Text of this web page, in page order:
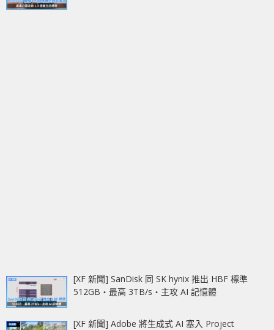
[XF 新聞] SanDisk 同 SK hynix 推出 HBF 標準
512GB‧最高 3TB/s‧主攻 AI 記憶體
[XF 新聞] Adobe 將生成式 AI 塞入 Project